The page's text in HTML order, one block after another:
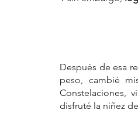
Después de esa
peso, cambié
Constelaciones,
disfruté la niñez